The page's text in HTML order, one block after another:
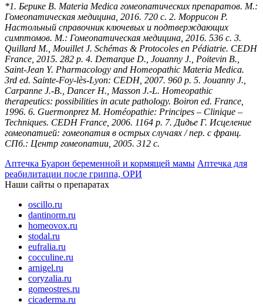
*1. Берике В. Materia Medica гомеопатических препаратов. М.:
Гомеопатическая медицина, 2016. 720 с. 2. Моррисон Р.
Настольный справочник ключевых и подтверждающих
симптомов. М.: Гомеопатическая медицина, 2016. 536 с. 3.
Quillard M., Mouillet J. Schémas & Protocoles en Pédiatrie. CEDH
France, 2015. 282 p. 4. Demarque D., Jouanny J., Poitevin B.,
Saint-Jean Y. Pharmacology and Homeopathic Materia Medica.
3rd ed. Sainte-Foy-lès-Lyon: CEDH, 2007. 960 р. 5. Jouanny J.,
Carpanne J.-B., Dancer H., Masson J.-L. Homeopathic
therapeutics: possibilities in acute pathology. Boiron ed. France,
1996. 6. Guermonprez M. Homéopathie: Principes – Clinique –
Techniques. CEDH France, 2006. 1164 p. 7. Дидье Г. Исцеление
гомеопатией: гомеопатия в острых случаях / пер. с франц.
СПб.: Центр гомеопатии, 2005. 312 с.
Аптечка Буарон беременной и кормящей мамы Аптечка для
реабилитации после гриппа, ОРИ
Наши сайты о препаратах
oscillo.ru
dantinorm.ru
homeovox.ru
stodal.ru
eufralia.ru
cocculine.ru
arnigel.ru
coryzalia.ru
gomeostres.ru
cicaderma.ru